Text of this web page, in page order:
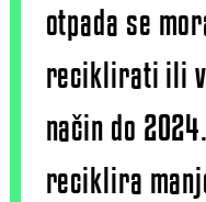
otpada se
reciklirati ili
način do
reciklira